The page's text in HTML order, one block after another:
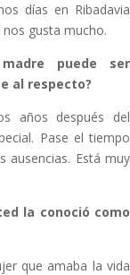
días en Ribadavia
gusta mucho.
puede ser
al respecto?
años después del
Pase el tiempo
ausencias. Está muy
la conoció como
que amaba la vida